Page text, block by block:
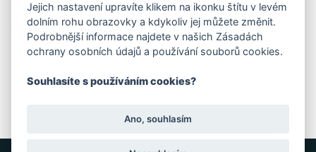
Lutopecny 159 (areál bývalého ZD)
Kroměříž, 767 01
+420 725 017 295
Jejich nastavení upravíte klikem na ikonku štítu v levém
dolním rohu obrazovky a kdykoliv jej můžete změnit.
Podrobnější informace najdete v našich Zásadách
ochrany osobních údajů a používání souborů cookies.
Souhlasíte s používáním cookies?
Ano, souhlasím